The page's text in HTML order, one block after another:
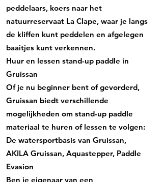
peddelaars, koers naar het
natuurreservaat La Clape, waar je langs
de kliffen kunt peddelen en afgelegen
baaitjes kunt verkennen.
Huur en lessen stand-up paddle in
Gruissan
Of je nu beginner bent of gevorderd,
Gruissan biedt verschillende
mogelijkheden om stand-up paddle
materiaal te huren of lessen te volgen:
De watersportbasis van Gruissan,
AKILA Gruissan, Aquastepper, Paddle
Evasion
Ben je eigenaar van een